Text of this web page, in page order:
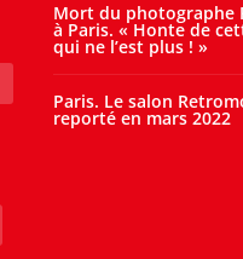
Mort du photographe
à Paris. « Honte de
qui ne l’est plus ! »
Paris. Le salon
reporté en mars 2022